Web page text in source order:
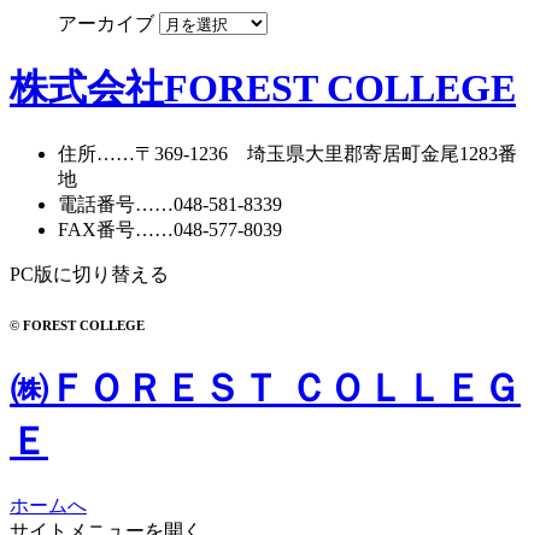
アーカイブ
株式会社FOREST COLLEGE
住所……〒369-1236 埼玉県大里郡寄居町金尾1283番
地
電話番号……048-581-8339
FAX番号……048-577-8039
PC版に切り替える
© FOREST COLLEGE
㈱ＦＯＲＥＳＴ ＣＯＬＬＥＧ
Ｅ
ホームへ